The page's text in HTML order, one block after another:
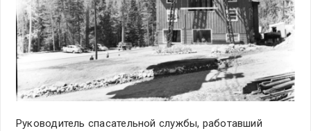
Руководитель спасательной службы, работавший